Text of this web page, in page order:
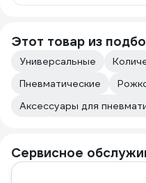
Этот товар из
Универсальные
Пневматические
Аксессуары для
Сервисное